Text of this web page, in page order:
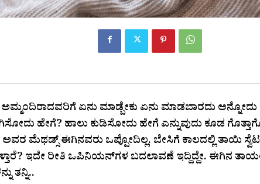
ಏನು ಮಾಡ್ಬೇಕು ಏನು ಮಾಡಬಾರದು ಅನ್ನೋದು
ಹೇಗೆ? ಹಾಲು ಕುಡಿಸೋದು ಹೇಗೆ ಎನ್ನುವುದು ಕೂಡ
ಅವರ ಮೆಥಡ್ಸ್‌ ಈಗಿನವರು ಒಪ್ಪೋದಿಲ್ಲ. ಬೇಸಿಗೆ ಕಾಲದಲ್ಲಿ ತಾಯಿ
ಇದೇ ರೀತಿ ಒಪಿನಿಯನ್‌ಗಳ ಬದಲಾವಣೆ ಇದ್ದಿದ್ದೇ. ಈಗಿನ
ತನ್ನಿ..